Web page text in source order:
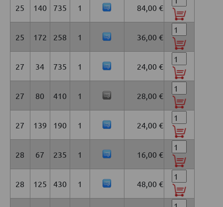
25 140 735 1 84,00 €
25 172 258 1 36,00 €
27 34 735 1 24,00 €
27 80 410 1 28,00 €
27 139 190 1 24,00 €
28 67 235 1 16,00 €
28 125 430 1 48,00 €